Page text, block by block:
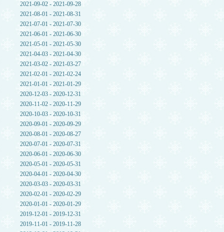
2021-09-02 - 2021-09-28
2021-08-01 - 2021-08-31
2021-07-01 - 2021-07-30
2021-06-01 - 2021-06-30
2021-05-01 - 2021-05-30
2021-04-03 - 2021-04-30
2021-03-02 - 2021-03-27
2021-02-01 - 2021-02-24
2021-01-01 - 2021-01-29
2020-12-03 - 2020-12-31
2020-11-02 - 2020-11-29
2020-10-03 - 2020-10-31
2020-09-01 - 2020-09-29
2020-08-01 - 2020-08-27
2020-07-01 - 2020-07-31
2020-06-01 - 2020-06-30
2020-05-01 - 2020-05-31
2020-04-01 - 2020-04-30
2020-03-03 - 2020-03-31
2020-02-01 - 2020-02-29
2020-01-01 - 2020-01-29
2019-12-01 - 2019-12-31
2019-11-01 - 2019-11-28